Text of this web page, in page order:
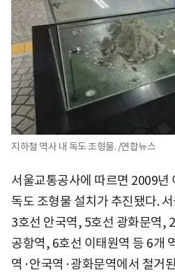
지하철 역사 내 독도 조형물. /연합뉴스
서울교통공사에 따르면 2009년
독도 조형물 설치가 추진됐다.
3호선 안국역, 5호선 광화문역,
공항역, 6호선 이태원역 등 6개
역·안국역·광화문역에서 철거